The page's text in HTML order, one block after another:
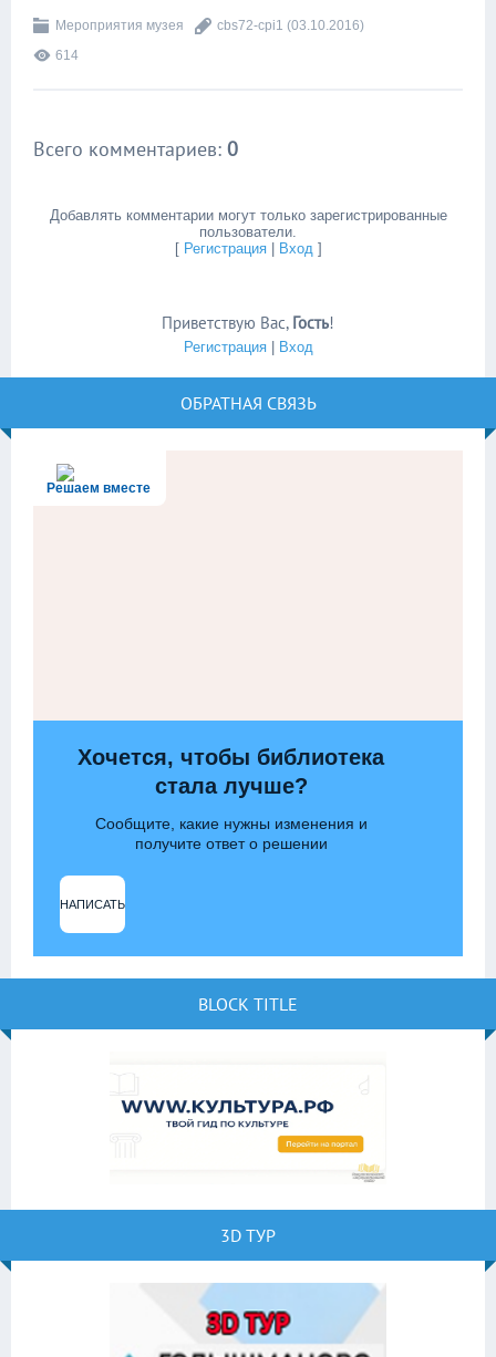
Мероприятия музея cbs72-cpi1 (03.10.2016)
614
Всего комментариев: 0
Добавлять комментарии могут только зарегистрированные
пользователи.
[ Регистрация| Вход]
Приветствую Вас, Гость!
Регистрация| Вход
ОБРАТНАЯ СВЯЗЬ
Решаем вместе
Хочется, чтобы библиотека
стала лучше?
Сообщите, какие нужны изменения и
получите ответ о решении
НАПИСАТЬ
BLOCK TITLE
3D ТУР